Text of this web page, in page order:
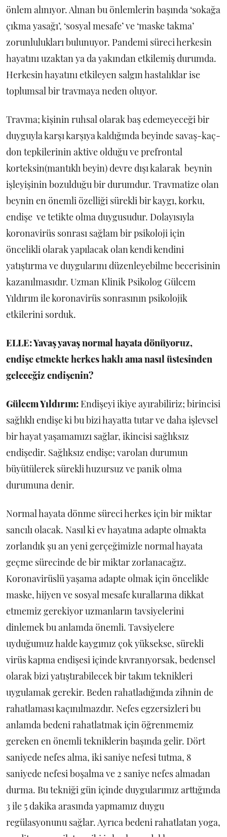
önlem alınıyor. Alınan bu önlemlerin başında ‘sokağa
çıkma yasağı’, ‘sosyal mesafe’ ve ‘maske takma’
zorunlulukları bulunuyor. Pandemi süreci herkesin
hayatını uzaktan ya da yakından etkilemiş durumda.
Herkesin hayatını etkileyen salgın hastalıklar ise
toplumsal bir travmaya neden oluyor.
Travma; kişinin ruhsal olarak baş edemeyeceği bir
duyguyla karşı karşıya kaldığında beyinde savaş-kaç-
don tepkilerinin aktive olduğu ve prefrontal
korteksin(mantıklı beyin) devre dışı kalarak beynin
işleyişinin bozulduğu bir durumdur. Travmatize olan
beynin en önemli özelliği sürekli bir kaygı, korku,
endişe ve tetikte olma duygusudur. Dolayısıyla
koronavirüs sonrası sağlam bir psikoloji için
öncelikli olarak yapılacak olan kendi kendini
yatıştırma ve duygularını düzenleyebilme becerisinin
kazanılmasıdır. Uzman Klinik Psikolog Gülcem
Yıldırım ile koronavirüs sonrasının psikolojik
etkilerini sorduk.
ELLE: Yavaş yavaş normal hayata dönüyoruz,
endişe etmekte herkes haklı ama nasıl üstesinden
geleceğiz endişenin?
Gülcem Yıldırım: Endişeyi ikiye ayırabiliriz; birincisi
sağlıklı endişe ki bu bizi hayatta tutar ve daha işlevsel
bir hayat yaşamamızı sağlar, ikincisi sağlıksız
endişedir. Sağlıksız endişe; varolan durumun
büyütülerek sürekli huzursuz ve panik olma
durumuna denir.
Normal hayata dönme süreci herkes için bir miktar
sancılı olacak. Nasıl ki ev hayatına adapte olmakta
zorlandık şu an yeni gerçeğimizle normal hayata
geçme sürecinde de bir miktar zorlanacağız.
Koronavirüslü yaşama adapte olmak için öncelikle
maske, hijyen ve sosyal mesafe kurallarına dikkat
etmemiz gerekiyor uzmanların tavsiyelerini
dinlemek bu anlamda önemli. Tavsiyelere
uyduğumuz halde kaygımız çok yüksekse, sürekli
virüs kapma endişesi içinde kıvranıyorsak, bedensel
olarak bizi yatıştırabilecek bir takım teknikleri
uygulamak gerekir. Beden rahatladığında zihnin de
rahatlaması kaçınılmazdır. Nefes egzersizleri bu
anlamda bedeni rahatlatmak için öğrenmemiz
gereken en önemli tekniklerin başında gelir. Dört
saniyede nefes alma, iki saniye nefesi tutma, 8
saniyede nefesi boşalma ve 2 saniye nefes almadan
durma. Bu tekniği gün içinde duygularımız arttığında
3 ile 5 dakika arasında yapmamız duygu
regülasyonunu sağlar. Ayrıca bedeni rahatlatan yoga,